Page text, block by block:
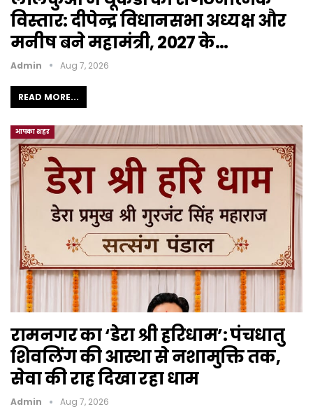
विस्तार: दीपेन्द्र विधानसभा अध्यक्ष और
मनीष बने महामंत्री, 2027 के…
Admin Aug 7, 2026
READ MORE...
आपका शहर
रामनगर का ‘डेरा श्री हरिधाम’: पंचधातु
शिवलिंग की आस्था से नशामुक्ति तक,
सेवा की राह दिखा रहा धाम
Admin Aug 7, 2026